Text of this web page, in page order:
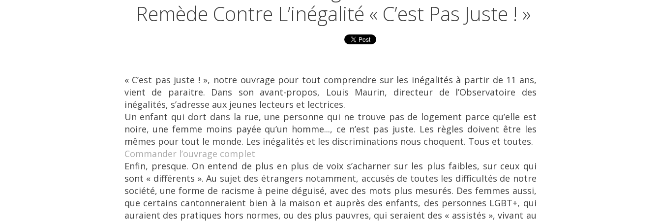
Remède Contre L’inégalité « C’est Pas Juste ! »
« C’est pas juste ! », notre ouvrage pour tout comprendre sur les inégalités à partir de 11 ans,
vient de paraitre. Dans son avant-propos, Louis Maurin, directeur de l’Observatoire des
inégalités, s’adresse aux jeunes lecteurs et lectrices.
Un enfant qui dort dans la rue, une personne qui ne trouve pas de logement parce qu’elle est
noire, une femme moins payée qu’un homme..., ce n’est pas juste. Les règles doivent être les
mêmes pour tout le monde. Les inégalités et les discriminations nous choquent. Tous et toutes.
Commander l’ouvrage complet
Enfin, presque. On entend de plus en plus de voix s’acharner sur les plus faibles, sur ceux qui
sont « différents ». Au sujet des étrangers notamment, accusés de toutes les difficultés de notre
société, une forme de racisme à peine déguisé, avec des mots plus mesurés. Des femmes aussi,
que certains cantonneraient bien à la maison et auprès des enfants, des personnes LGBT+, qui
auraient des pratiques hors normes, ou des plus pauvres, qui seraient des « assistés », vivant au